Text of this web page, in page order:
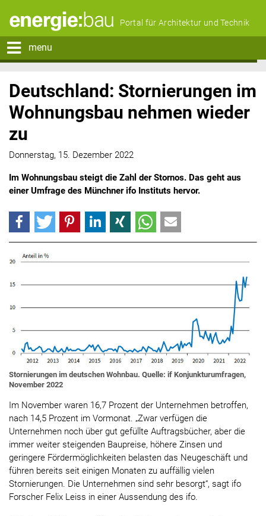
Portal für Architektur und Technik
menu
Deutschland: Stornierungen im
Wohnungsbau nehmen wieder
zu
Donnerstag, 15. Dezember 2022
Im Wohnungsbau steigt die Zahl der Stornos. Das geht aus
einer Umfrage des Münchner ifo Instituts hervor.
Stornierungen im deutschen Wohnbau. Quelle: if Konjunkturumfragen,
November 2022
Im November waren 16,7 Prozent der Unternehmen betroffen,
nach 14,5 Prozent im Vormonat. „Zwar verfügen die
Unternehmen noch über gut gefüllte Auftragsbücher, aber die
immer weiter steigenden Baupreise, höhere Zinsen und
geringere Fördermöglichkeiten belasten das Neugeschäft und
führen bereits seit einigen Monaten zu auffällig vielen
Stornierungen. Die Unternehmen sind sehr besorgt“, sagt ifo
Forscher Felix Leiss in einer Aussendung des ifo.